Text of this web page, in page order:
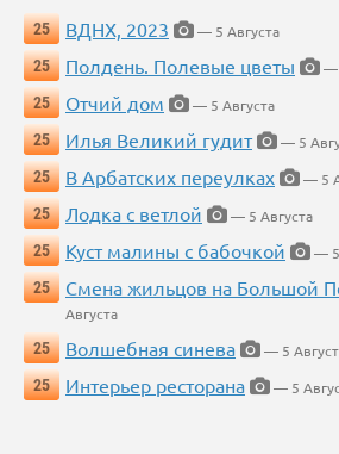
25 ВДНХ, 2023
— 5 Августа
25
Полдень. Полевые цветы
—
25
Отчий дом
— 5 Августа
25
Илья Великий гудит
— 5
25
В Арбатских переулках
— 5
25
Лодка с ветлой
— 5 Августа
25
Куст малины с бабочкой
— 5
25
Смена жильцов на Большой
Августа
25
Волшебная синева
— 5
25
Интерьер ресторана — 5